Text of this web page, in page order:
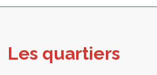
Les quar­tiers